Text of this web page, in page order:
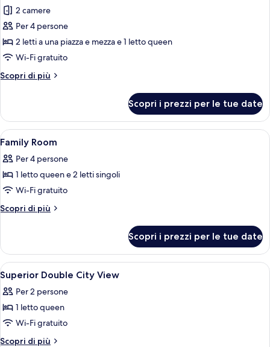
per
Suite
familiare,
2
camere
da
vista
città
2 camere
Per 4 persone
2 letti a una piazza e mezza e 1 letto queen
Wi-Fi gratuito
Scopri di più
Altri
familiare,
camere
letto,
cucina,
città
Scopri i prezzi per le tue date
Apri
tutte
le
foto
per
Family
Biancheria da letto ipoallergenica,
13
Family Room
Per 4 persone
1 letto queen e 2 letti singoli
Wi-Fi gratuito
Scopri di più
Altri
Room
Scopri i prezzi per le tue date
Apri
tutte
le
foto
per
Superior
Biancheria da letto ipoallergenica,
8
Superior Double City View
Per 2 persone
1 letto queen
Wi-Fi gratuito
Scopri di più
Altri